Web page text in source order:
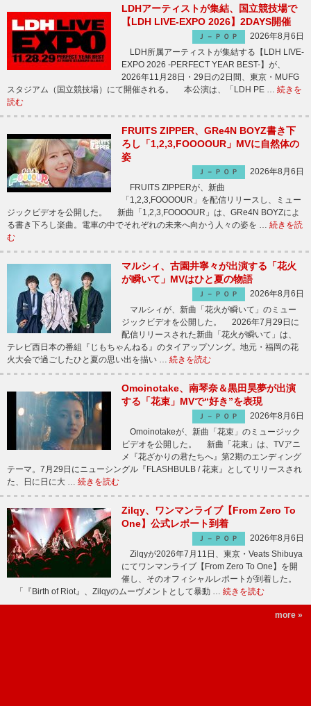
LDHアーティストが集結、国立競技場で
【LDH LIVE-EXPO 2026】2DAYS開催
Ｊ－ＰＯＰ
2026年8月6日
LDH所属アーティストが集結する【LDH LIVE-
EXPO 2026 -PERFECT YEAR BEST-】が、
2026年11月28日・29日の2日間、東京・MUFG
スタジアム（国立競技場）にて開催される。 本公演は、「LDH PE … 続きを
読む
FRUITS ZIPPER、GRe4N BOYZ書き下
ろし「1,2,3,FOOOOUR」MVに自然体の
姿
Ｊ－ＰＯＰ
2026年8月6日
FRUITS ZIPPERが、新曲
「1,2,3,FOOOOUR」を配信リリースし、ミュー
ジックビデオを公開した。 新曲「1,2,3,FOOOOUR」は、GRe4N BOYZによ
る書き下ろし楽曲。電車の中でそれぞれの未来へ向かう人々の姿を … 続きを読
む
マルシィ、古園井寧々が出演する「花火
が瞬いて」MVはひと夏の物語
Ｊ－ＰＯＰ
2026年8月6日
マルシィが、新曲「花火が瞬いて」のミュー
ジックビデオを公開した。 2026年7月29日に
配信リリースされた新曲「花火が瞬いて」は、
テレビ西日本の番組『じもちゃんねる』のタイアップソング。地元・福岡の花
火大会で過ごしたひと夏の思い出を描い … 続きを読む
Omoinotake、南琴奈＆黒田昊夢が出演
する「花束」MVで“好き”を表現
Ｊ－ＰＯＰ
2026年8月6日
Omoinotakeが、新曲「花束」のミュージック
ビデオを公開した。 新曲「花束」は、TVアニ
メ『花ざかりの君たちへ』第2期のエンディング
テーマ。7月29日にニューシングル『FLASHBULB / 花束』としてリリースされ
た、日に日に大 … 続きを読む
Zilqy、ワンマンライブ【From Zero To
One】公式レポート到着
Ｊ－ＰＯＰ
2026年8月6日
Zilqyが2026年7月11日、東京・Veats Shibuya
にてワンマンライブ【From Zero To One】を開
催し、そのオフィシャルレポートが到着した。
「『Birth of Riot』、Zilqyのムーヴメントとして暴動 … 続きを読む
more »